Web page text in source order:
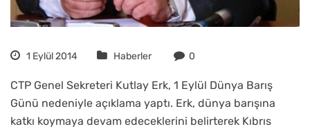
1 Eylül 2014 Haberler 0
CTP Genel Sekreteri Kutlay Erk, 1 Eylül Dünya Barış
Günü nedeniyle açıklama yaptı. Erk, dünya barışına
katkı koymaya devam edeceklerini belirterek Kıbrıs